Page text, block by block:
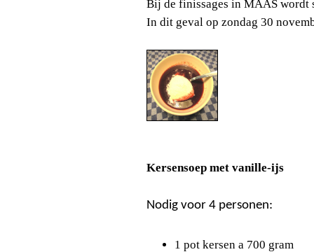
Bij de finissages in MAAS wordt
In dit geval op zondag 30
Kersensoep met vanille-ijs
Nodig voor 4 personen:
1 pot kersen a 700 gram